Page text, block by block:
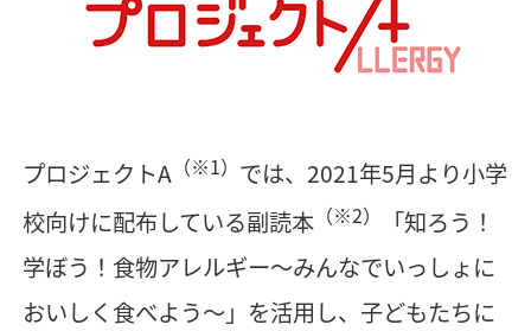
プロジェクトA （※1） では、2021年5月より小学
校向けに配布している副読本 （※2）
「知ろう！
学ぼう！食物アレルギー～みんなでいっしょに
おいしく食べよう～」を活用し、子どもたちに